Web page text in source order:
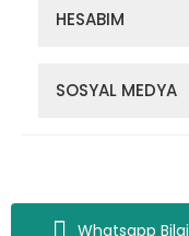
Whatsapp Bilgi
HESABIM
SOSYAL MEDYA